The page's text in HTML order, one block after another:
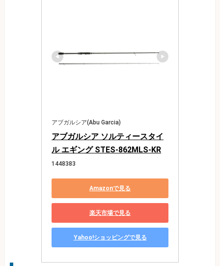
アブガルシア(Abu Garcia)
アブガルシア ソルティースタイ
ル エギング STES-862MLS-KR
1448383
Amazonで見る
楽天市場で見る
Yahoo!ショッピングで見る